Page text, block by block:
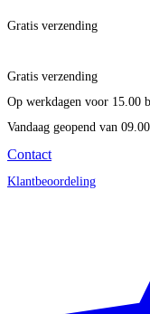
Gratis verzending
Gratis verzending
Op werkdagen voor 15.00
Vandaag geopend van
Contact
Klantbeoordeling